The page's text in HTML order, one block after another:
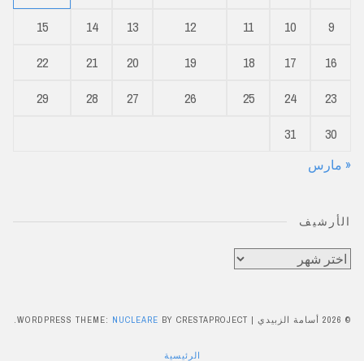
9
10
11
12
13
14
15
16
17
18
19
20
21
22
23
24
25
26
27
28
29
30
31
« مارس
الأرشيف
الأرشيف
© 2026 أسامة الزبيدي |
WORDPRESS THEME: NUCLEARE BY CRESTAPROJECT.
الرئيسية